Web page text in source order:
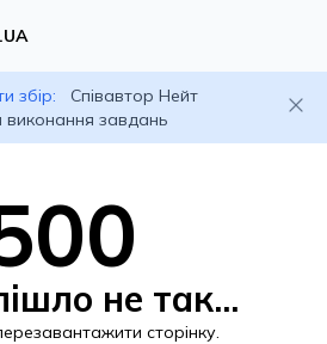
збір:
Співавтор Нейт
завдань
не так...
сторінку.